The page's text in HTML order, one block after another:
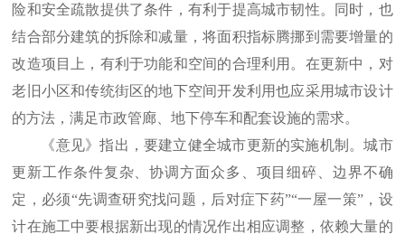
险和安全疏散提供了条件，有利于提高城市韧性。同时，也
结合部分建筑的拆除和减量，将面积指标腾挪到需要增量的
改造项目上，有利于功能和空间的合理利用。在更新中，对
老旧小区和传统街区的地下空间开发利用也应采用城市设计
的方法，满足市政管廊、地下停车和配套设施的需求。
《意见》指出，要建立健全城市更新的实施机制。城市
更新工作条件复杂、协调方面众多、项目细碎、边界不确
定，必须“先调查研究找问题，后对症下药”“一屋一策”，设
计在施工中要根据新出现的情况作出相应调整，依赖大量的